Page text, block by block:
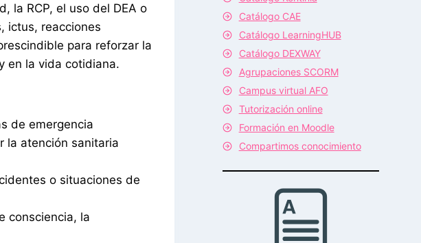
la RCP, el uso del DEA o
ictus, reacciones
para reforzar la
en la vida cotidiana.
de emergencia
la atención sanitaria
o situaciones de
consciencia, la
Catálogo CAE
Catálogo LearningHUB
Catálogo DEXWAY
Agrupaciones SCORM
Campus virtual AFO
Tutorización online
Formación en Moodle
Compartimos conocimiento